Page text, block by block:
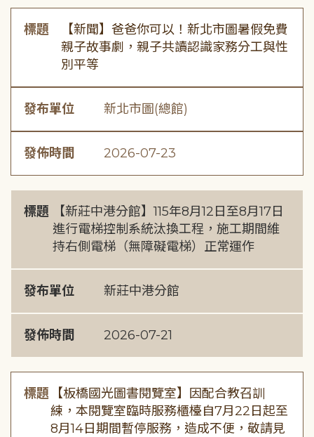
標題
【新聞】爸爸你可以！新北市圖暑假免費
親子故事劇，親子共讀認識家務分工與性
別平等
發布單位 新北市圖(總館)
發佈時間 2026-07-23
標題
【新莊中港分館】115年8月12日至8月17日
進行電梯控制系統汰換工程，施工期間維
持右側電梯（無障礙電梯）正常運作
發布單位 新莊中港分館
發佈時間 2026-07-21
標題
【板橋國光圖書閱覽室】因配合教召訓
練，本閱覽室臨時服務櫃檯自7月22日起至
8月14日期間暫停服務，造成不便，敬請見